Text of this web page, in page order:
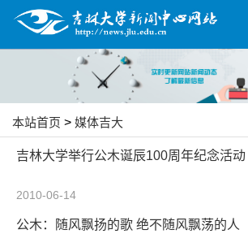
本站首页 > 媒体吉大
吉林大学举行公木诞辰100周年纪念活动
2010-06-14
公木：随风飘扬的歌 绝不随风飘荡的人